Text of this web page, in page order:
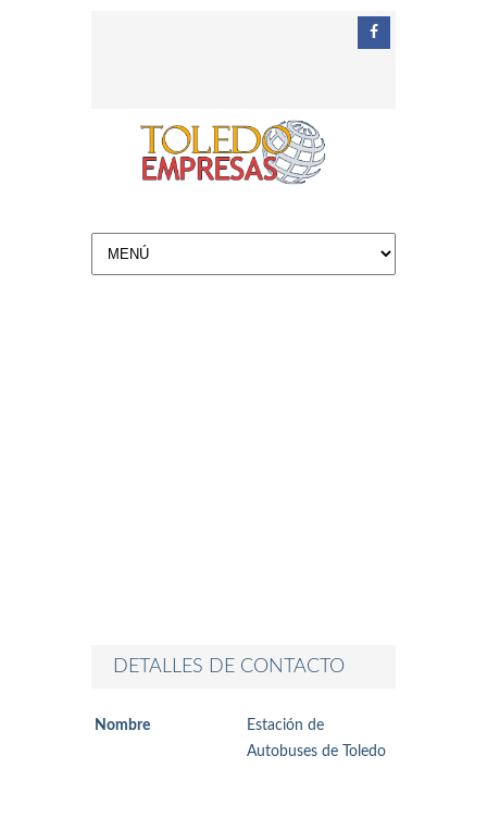
DETALLES DE CONTACTO
Nombre
Estación de
Autobuses de Toledo